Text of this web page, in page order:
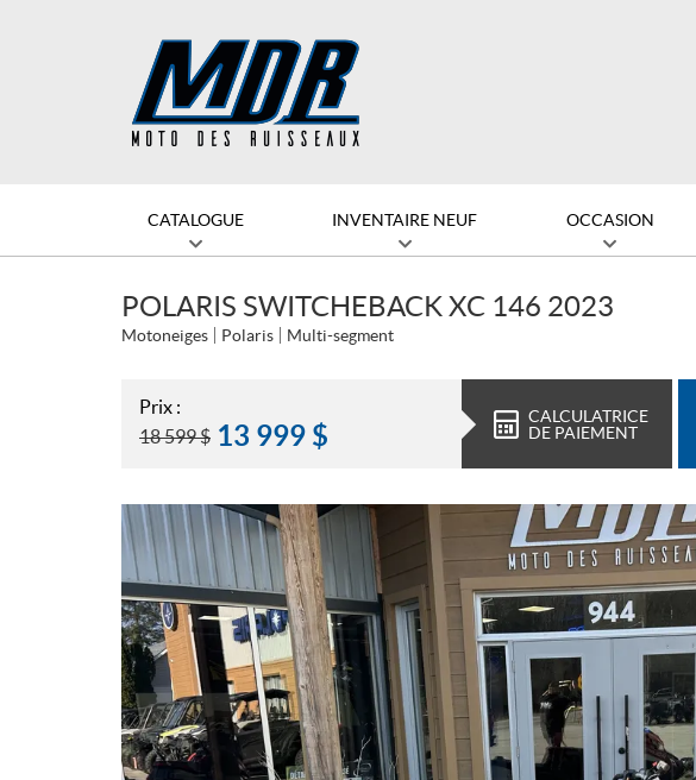
CATALOGUE INVENTAIRE NEUF OCCASION
POLARIS SWITCHEBACK XC 146 2023
Motoneiges Polaris Multi-segment
Prix :
18 599$ 13 999 $
CALCULATRICE
DE PAIEMENT